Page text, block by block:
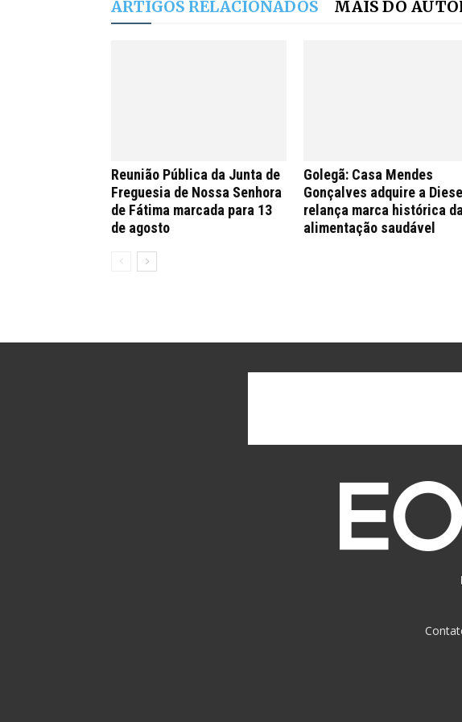
ARTIGOS RELACIONADOS MAIS DO
Reunião Pública da Junta de
Freguesia de Nossa Senhora
de Fátima marcada para 13
de agosto
Golegã: Casa Mendes
Gonçalves adquire a
relança marca histórica da
alimentação saudável